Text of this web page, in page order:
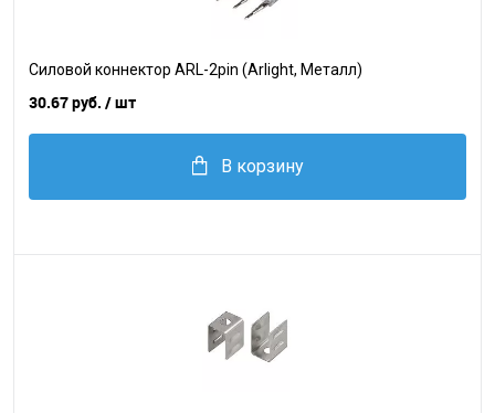
Силовой коннектор ARL-2pin (Arlight, Металл)
30.67 руб. / шт
В корзину